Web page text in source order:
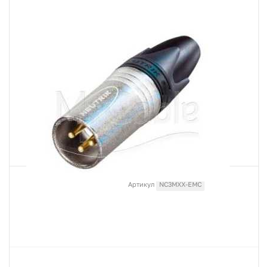
Артикул NC3MXX-EMC